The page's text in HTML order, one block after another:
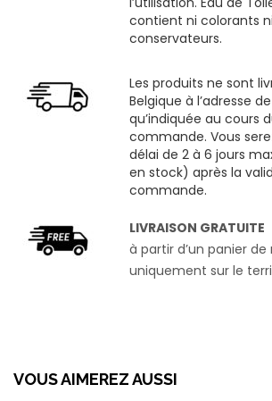
contient ni colorants
conservateurs.
Les produits ne sont
Belgique à l’adresse
qu’indiquée au cours
commande. Vous
délai de 2 à 6 jours
en stock) après la
commande.
LIVRAISON GRATUITE
à partir d’un panier
uniquement sur le
VOUS AIMEREZ AUSSI